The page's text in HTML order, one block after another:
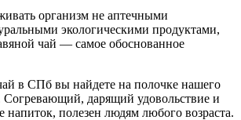
организм не аптечными
экологическими продуктами,
чай — самое обоснованное
в СПб вы найдете на полочке нашего
Согревающий, дарящий удовольствие и
напиток, полезен людям любого возраста.